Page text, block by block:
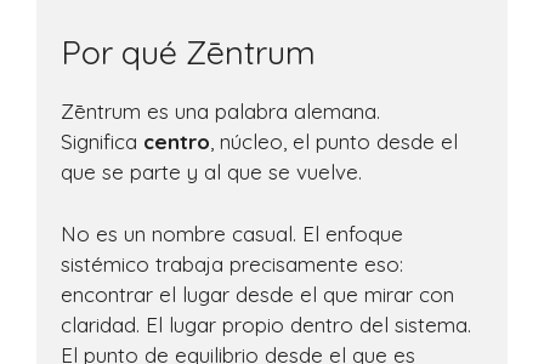
Por qué Zēntrum
Zēntrum es una palabra alemana.
Significa centro, núcleo, el punto desde el
que se parte y al que se vuelve.
No es un nombre casual. El enfoque
sistémico trabaja precisamente eso:
encontrar el lugar desde el que mirar con
claridad. El lugar propio dentro del sistema.
El punto de equilibrio desde el que es